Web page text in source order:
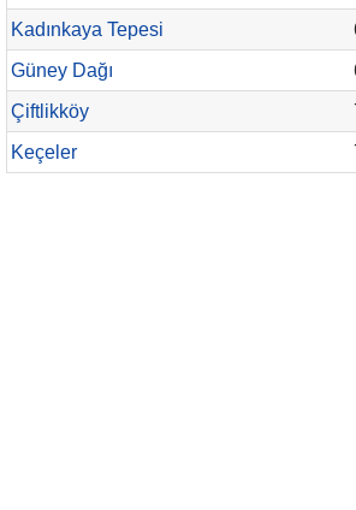
Kadınkaya Tepesi
Güney Dağı
Çiftlikköy
Keçeler